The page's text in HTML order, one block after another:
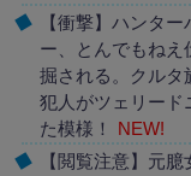
【衝撃】ハンター
ー、とんでもねえ
掘される。クルタ
犯人がツェリード
た模様！
NEW!
【閲覧注意】元臆